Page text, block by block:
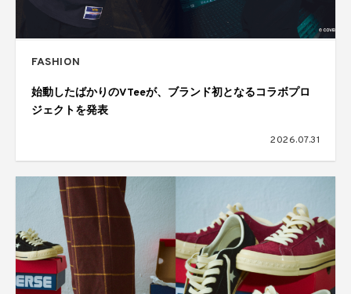
FASHION
始動したばかりのVTeeが、ブランド初となるコラボプロ
ジェクトを発表
2026.07.31